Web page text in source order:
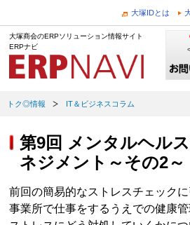
大塚IDとは
大塚商会のERPソリューション情報サイト
ERPナビ
トク◎情報 IT＆ビジネスコラム
第9回 メンタルヘル
ネジメント～その2～
前回の簡易的なストレスチェック
事業所で仕事をするうえでの健康